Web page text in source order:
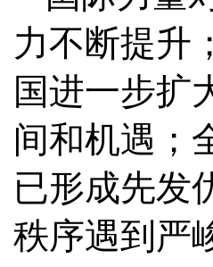
力不断提升
国进一步扩
间和机遇；
已形成先发
秩序遇到严